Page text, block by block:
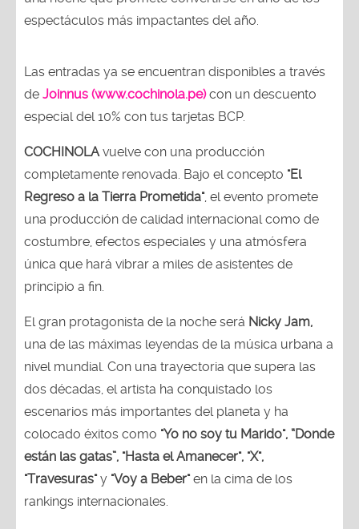
espectáculos más impactantes del año.
Las entradas ya se encuentran disponibles a través
de Joinnus (www.cochinola.pe)con un descuento
especial del 10% con tus tarjetas BCP.
COCHINOLA vuelve con una producción
completamente renovada. Bajo el concepto "El
Regreso a la Tierra Prometida", el evento promete
una producción de calidad internacional como de
costumbre, efectos especiales y una atmósfera
única que hará vibrar a miles de asistentes de
principio a fin.
El gran protagonista de la noche será Nicky Jam,
una de las máximas leyendas de la música urbana a
nivel mundial. Con una trayectoria que supera las
dos décadas, el artista ha conquistado los
escenarios más importantes del planeta y ha
colocado éxitos como "Yo no soy tu Marido", “Donde
están las gatas”, "Hasta el Amanecer", "X",
"Travesuras"y "Voy a Beber"en la cima de los
rankings internacionales.